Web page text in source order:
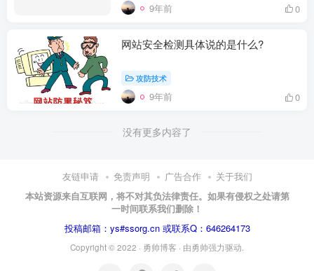
9年前 0
网站安全检测具体说的是什么?
攻防技术
9年前 0
没有更多内容了
友链申请 免责声明 广告合作
关于我们
本站资源来自互联网，将不对其负法律责任。如果有侵权之处请第
一时间联系我们删除！
投稿邮箱：ys#ssorg.cn 或联系Q：646264173
Copyright © 2022 · 勇帅博客 · 由勇帅强力驱动.